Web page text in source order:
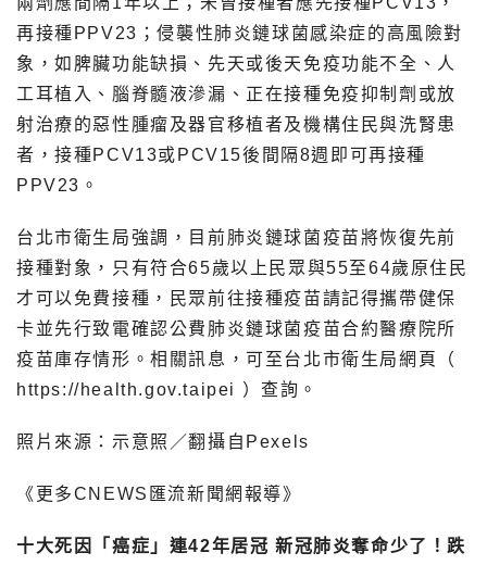
再接種PPV23；侵襲性肺炎鏈球菌感染症的高風險對
象，如脾臟功能缺損、先天或後天免疫功能不全、人
工耳植入、腦脊髓液滲漏、正在接種免疫抑制劑或放
射治療的惡性腫瘤及器官移植者及機構住民與洗腎患
者，接種PCV13或PCV15後間隔8週即可再接種
PPV23。
台北市衛生局強調，目前肺炎鏈球菌疫苗將恢復先前
接種對象，只有符合65歲以上民眾與55至64歲原住民
才可以免費接種，民眾前往接種疫苗請記得攜帶健保
卡並先行致電確認公費肺炎鏈球菌疫苗合約醫療院所
疫苗庫存情形。相關訊息，可至台北市衛生局網頁（
https://health.gov.taipei ）查詢。
照片來源：示意照／翻攝自Pexels
《更多CNEWS匯流新聞網報導》
十大死因「癌症」連42年居冠 新冠肺炎奪命少了！跌